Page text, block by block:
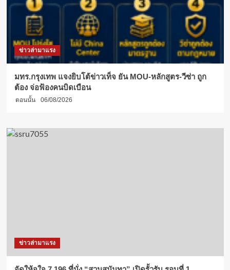
นักกีฬา
ข่าวล่ามาแรง
มทร.กรุงเทพ แจงยิบโต้ข่าวเท็จ ยัน MOU-หลักสูตร-วีซ่า ถูก
ต้อง จ่อฟ้องคนบิดเบือน
ตอนนั้น 06/08/2026
ข่าวล่ามาแรง